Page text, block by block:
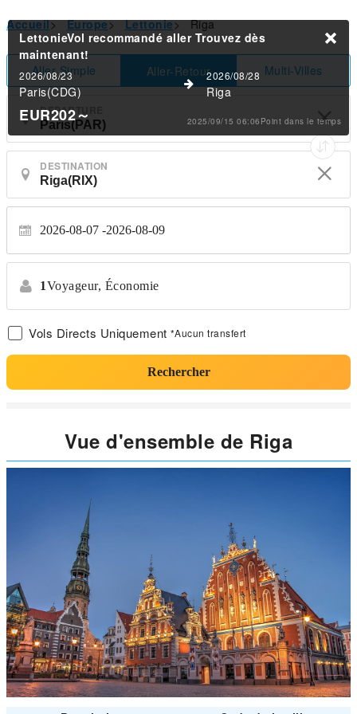
Accueil> Europe> Lettonie> Riga
Aller Simple Aller-Retour Multi-Villes
DEPARTURE
DESTINATION
2026-08-07 2026-08-09
1Voyageur, Économie
Vols Directs Uniquement *Aucun transfert
Rechercher
LettonieVol recommandé allerTrouvez dès
maintenant!
2026/08/23
Paris(CDG)
2026/08/28
Riga
EUR202～ 2025/09/15 06:06Point dans le temps
Vue d'ensemble de Riga